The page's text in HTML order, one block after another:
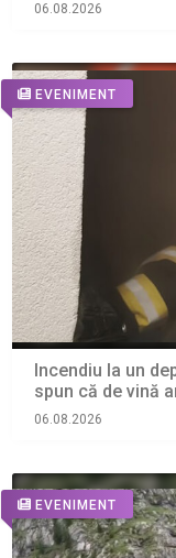
06.08.2026
EVENIMENT
Incendiu la un
spun că de vină
06.08.2026
EVENIMENT